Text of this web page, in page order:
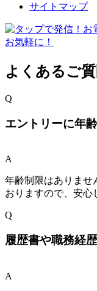
サイトマップ
よくあるご質
Q
エントリーに年
A
年齢制限はありませ
おりますので、安心
Q
履歴書や職務経
A